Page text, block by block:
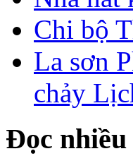
Chi bộ
La sơn
chảy
Đọc